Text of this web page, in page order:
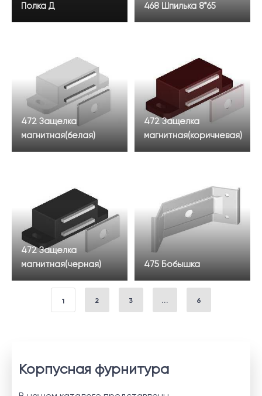
Полка Д 468 Шпилька 8*65
472 Защелка
магнитная(белая)
472 Защелка
магнитная(коричневая)
472 Защелка
магнитная(черная)
475 Бобышка
1 2 3 ... 6
Корпусная фурнитура